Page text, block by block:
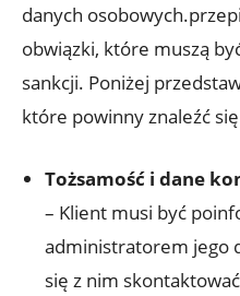
danych
obwiązki, które muszą
sankcji. Poniżej
które powinny znaleźć
Tożsamość i dane
– Klient musi być
administratorem jego
się z nim